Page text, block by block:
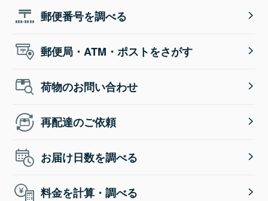
郵便番号を調べる
郵便局・ATM・ポストをさがす
荷物のお問い合わせ
再配達のご依頼
お届け日数を調べる
料金を計算・調べる